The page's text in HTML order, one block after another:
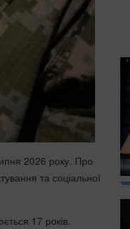
2026 року. Про
та соціальної
17 років.